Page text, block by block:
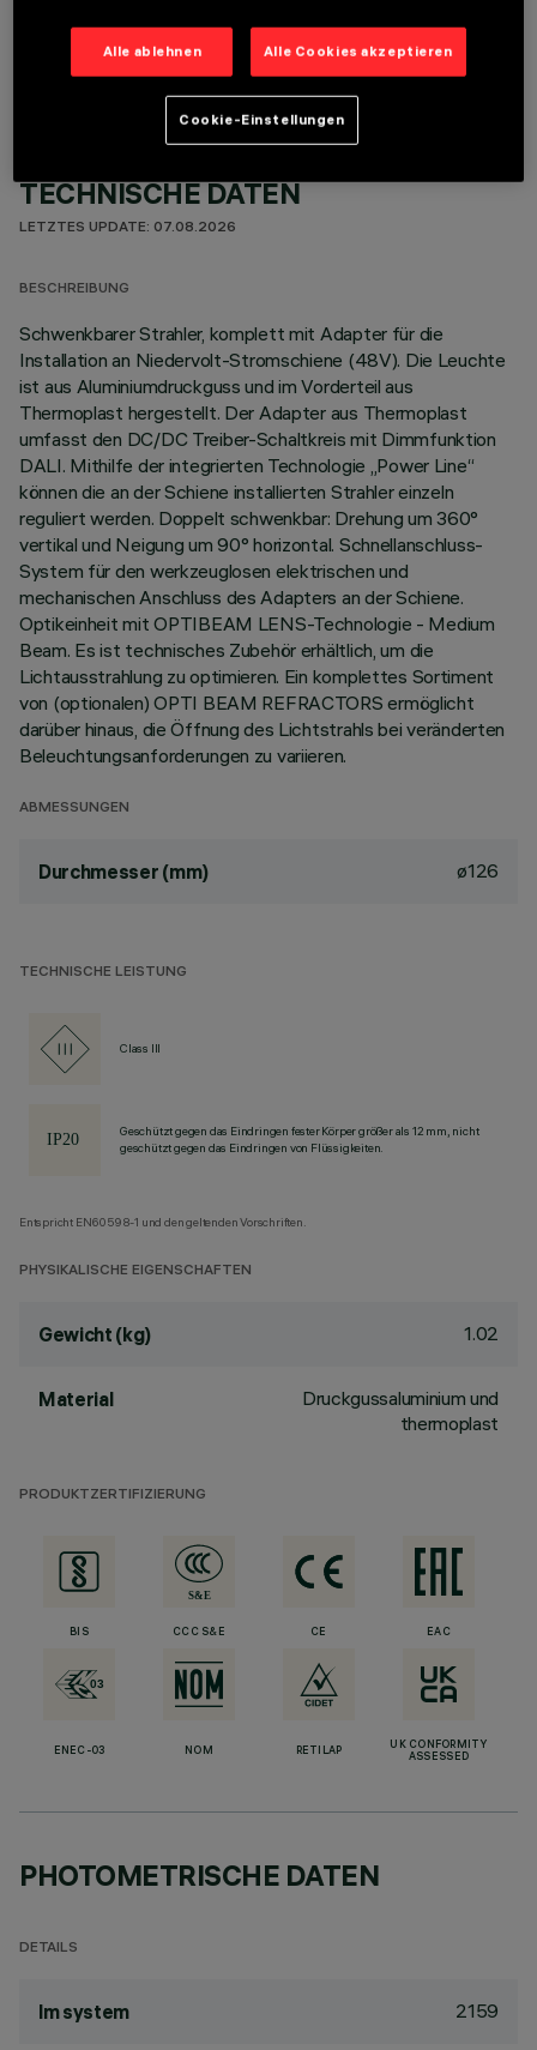
OPTIONALE KOMPONENTEN
TECHNISCHE DATEN
LETZTES UPDATE: 07.08.2026
BESCHREIBUNG
Schwenkbarer Strahler, komplett mit Adapter für die
Installation an Niedervolt-Stromschiene (48V). Die Leuchte
ist aus Aluminiumdruckguss und im Vorderteil aus
Thermoplast hergestellt. Der Adapter aus Thermoplast
umfasst den DC/DC Treiber-Schaltkreis mit Dimmfunktion
DALI. Mithilfe der integrierten Technologie „Power Line“
können die an der Schiene installierten Strahler einzeln
reguliert werden. Doppelt schwenkbar: Drehung um 360°
vertikal und Neigung um 90° horizontal. Schnellanschluss-
System für den werkzeuglosen elektrischen und
mechanischen Anschluss des Adapters an der Schiene.
Optikeinheit mit OPTIBEAM LENS-Technologie - Medium
Beam. Es ist technisches Zubehör erhältlich, um die
Lichtausstrahlung zu optimieren. Ein komplettes Sortiment
von (optionalen) OPTI BEAM REFRACTORS ermöglicht
darüber hinaus, die Öffnung des Lichtstrahls bei veränderten
Beleuchtungsanforderungen zu variieren.
ABMESSUNGEN
Durchmesser (mm) ø126
TECHNISCHE LEISTUNG
Class III
Geschützt gegen das Eindringen fester Körper größer als 12 mm, nicht
geschützt gegen das Eindringen von Flüssigkeiten.
Entspricht EN60598-1 und den geltenden Vorschriften.
PHYSIKALISCHE EIGENSCHAFTEN
Gewicht (kg) 1.02
Material
Druckgussaluminium und
thermoplast
PRODUKTZERTIFIZIERUNG
BIS CCC S&E CE EAC
ENEC-03 NOM RETILAP
UK CONFORMITY
ASSESSED
PHOTOMETRISCHE DATEN
DETAILS
lm system 2159
Alle ablehnen Alle Cookies akzeptieren
Cookie-Einstellungen